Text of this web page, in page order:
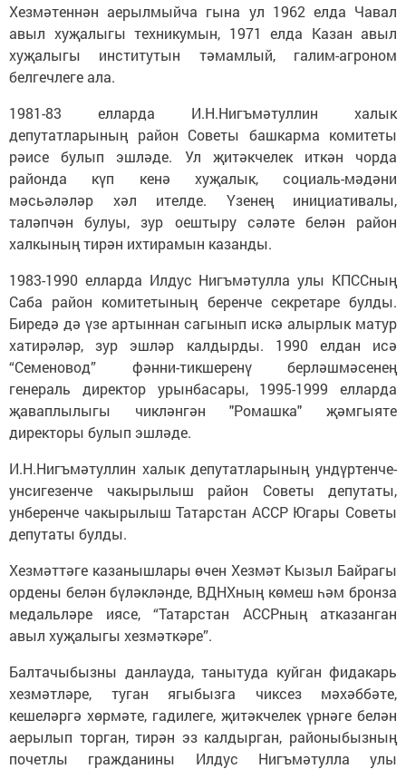
Хезмәтеннән аерылмыйча гына ул 1962 елда Чавал
авыл хуҗалыгы техникумын, 1971 елда Казан авыл
хуҗалыгы институтын тәмамлый, галим-агроном
белгечлеге ала.
1981-83 елларда И.Н.Нигъмәтуллин халык
депутатларының район Советы башкарма комитеты
рәисе булып эшләде. Ул җитәкчелек иткән чорда
районда күп кенә хуҗалык, социаль-мәдәни
мәсьәләләр хәл ителде. Үзенең инициативалы,
таләпчән булуы, зур оештыру сәләте белән район
халкының тирән ихтирамын казанды.
1983-1990 елларда Илдус Нигъмәтулла улы КПССның
Саба район комитетының беренче секретаре булды.
Биредә дә үзе артыннан сагынып искә алырлык матур
хатирәләр, зур эшләр калдырды. 1990 елдан исә
“Семеновод” фәнни-тикшеренү берләшмәсенең
генераль директор урынбасары, 1995-1999 елларда
җаваплылыгы чикләнгән "Ромашка" җәмгыяте
директоры булып эшләде.
И.Н.Нигъмәтуллин халык депутатларының ундүртенче-
унсигезенче чакырылыш район Советы депутаты,
унберенче чакырылыш Татарстан АССР Югары Советы
депутаты булды.
Хезмәттәге казанышлары өчен Хезмәт Кызыл Байрагы
ордены белән бүләкләнде, ВДНХның көмеш һәм бронза
медальләре иясе, “Татарстан АССРның атказанган
авыл хуҗалыгы хезмәткәре”.
Балтачыбызны данлауда, танытуда куйган фидакарь
хезмәтләре, туган ягыбызга чиксез мәхәббәте,
кешеләргә хөрмәте, гадилеге, җитәкчелек үрнәге белән
аерылып торган, тирән эз калдырган, районыбызның
почетлы гражданины Илдус Нигъмәтулла улы